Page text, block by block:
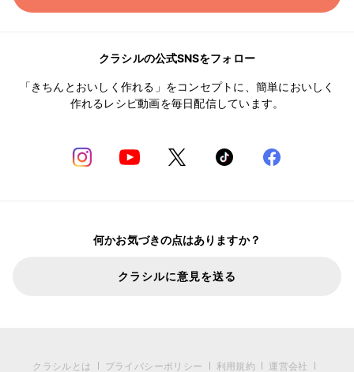
クラシルの公式SNSをフォロー
「きちんとおいしく作れる」をコンセプトに、簡単においしく
作れるレシピ動画を毎日配信しています。
何かお気づきの点はありますか？
クラシルに意見を送る
クラシルとは プライバシーポリシー 利用規約 運営会社